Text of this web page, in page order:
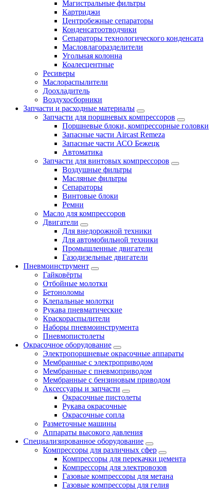
Магистральные фильтры
Картриджи
Центробежные сепараторы
Конденсатоотводчики
Сепараторы технологического конденсата
Масловлагоразделители
Угольная колонна
Коалесцентные
Ресиверы
Маслораспылители
Доохладитель
Воздухосборники
Запчасти и расходные материалы
Запчасти для поршневых компрессоров
Поршневые блоки, компрессорные головки
Запасные части Aircast Remeza
Запасные части АСО Бежецк
Автоматика
Запчасти для винтовых компрессоров
Воздушные фильтры
Масляные фильтры
Сепараторы
Винтовые блоки
Ремни
Масло для компрессоров
Двигатели
Для внедорожной техники
Для автомобильной техники
Промышленные двигатели
Газодизельные двигатели
Пневмоинструмент
Гайковёрты
Отбойные молотки
Бетоноломы
Клепальные молотки
Рукава пневматические
Краскораспылители
Наборы пневмоинструмента
Пневмопистолеты
Окрасочное оборудование
Электропоршневые окрасочные аппараты
Мембранные с электроприводом
Мембранные с пневмоприводом
Мембранные с бензиновым приводом
Аксессуары и запчасти
Окрасочные пистолеты
Рукава окрасочные
Окрасочные сопла
Разметочные машины
Аппараты высокого давления
Специализированное оборудование
Компрессоры для различных сфер
Компрессоры для перекачки цемента
Компрессоры для электровозов
Газовые компрессоры для метана
Газовые компрессоры для гелия